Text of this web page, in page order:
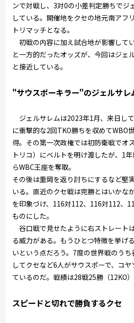
ンで対戦し、3対0の小差判定勝ちでジ
している。開催地をクセの地元南アフ
トリマッチとなる。
初戦の内容に加え試合地が影響して
と一方的だったオッズが、今回はジェ
と接近している。
"サウスポーキラー"のジェルサレ
ジェルサレムは2023年1月、来日して
に衝撃的な2回TKO勝ちを収めてWBO
得。その第一次政権では初防衛戦でオ
トリコ）にベルトを明け渡したが、1
らWBC王座を奪取。
その後は重岡を返り討ちにするなど堅
いる。直近のクセ戦は完勝とはいかな
を印象づけ、116対112、116対112、
ものにした。
谷口戦で見せたように右ストレート
る威力がある。もうひとつ特徴を挙げ
いという点だろう。7度の世界戦のう
してクセなど6人がサウスポーで、コ
ているのだ。戦績は28戦25勝（12KO）
スピードと切れで勝負するクセ